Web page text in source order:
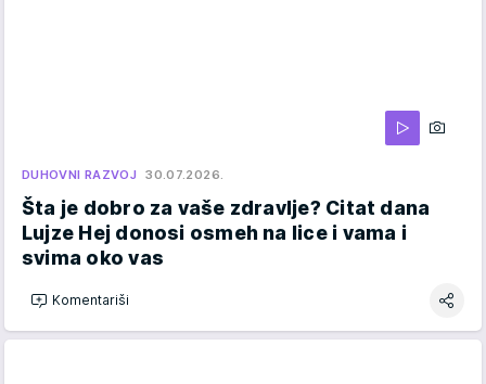
DUHOVNI RAZVOJ 30.07.2026.
Šta je dobro za vaše zdravlje? Citat dana
Lujze Hej donosi osmeh na lice i vama i
svima oko vas
Komentariši